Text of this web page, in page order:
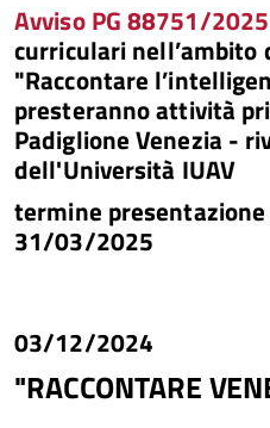
Avviso PG 88751/2025
curriculari nell’ambito
"Raccontare
presteranno attività
Padiglione Venezia -
dell'Università IUAV
termine
31/03/2025
03/12/2024
"RACCONTARE